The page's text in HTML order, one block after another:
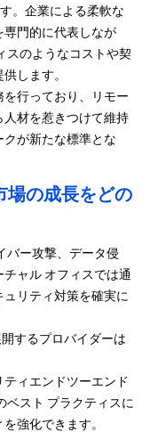
。企業による柔軟な
門的に代表しなが
スのようなコストや契
します。
行っており、リモー
材を惹きつけて維持
が新たな標準とな
場の成長をどの
バー攻撃、データ侵
ャル オフィスでは通
リティ対策を確実に
するプロバイダーは
ィ エンドツーエンド
ベスト プラクティスに
強化できます。